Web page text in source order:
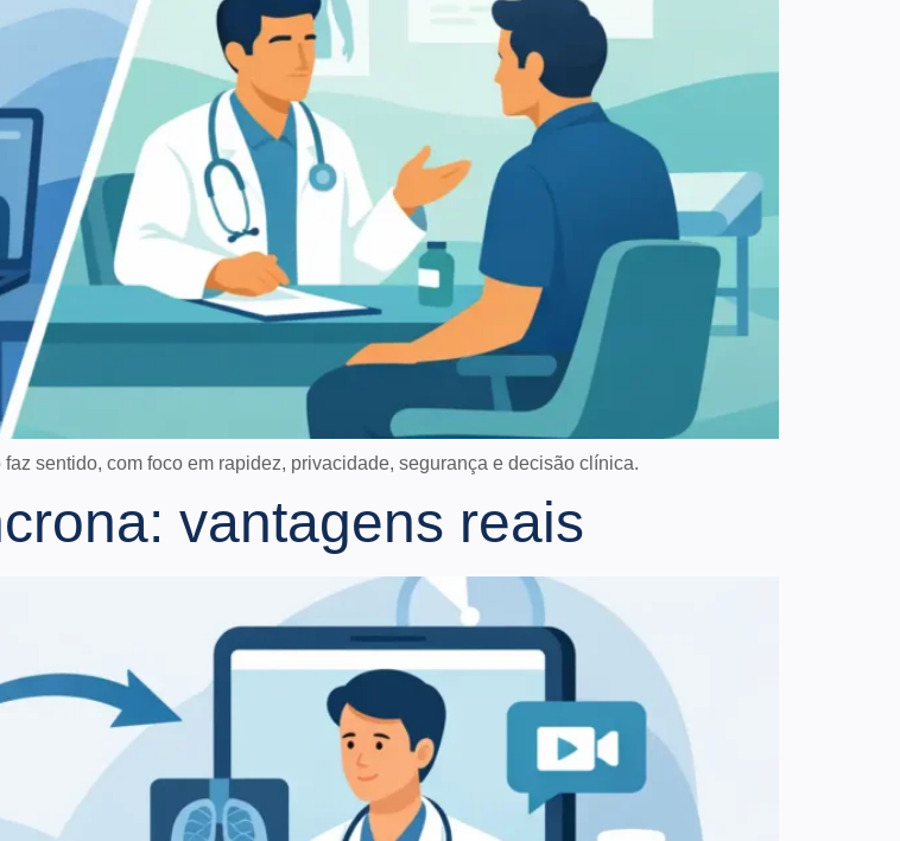
sentido, com foco em rapidez, privacidade, segurança e decisão clínica.
vantagens reais